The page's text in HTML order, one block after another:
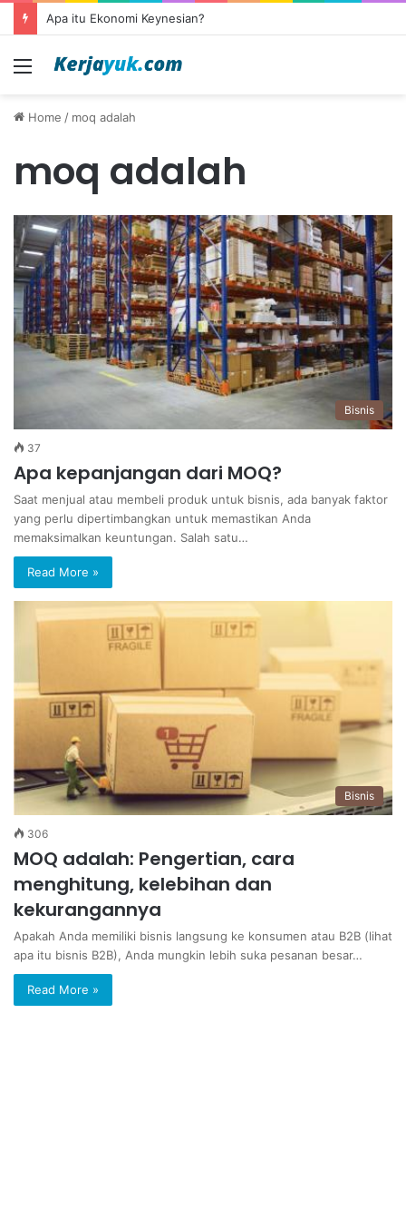
Apa itu Ekonomi Keynesian?
Menu
Home / moq adalah
moq adalah
Bisnis
37
Apa kepanjangan dari MOQ?
Saat menjual atau membeli produk untuk bisnis, ada banyak faktor
yang perlu dipertimbangkan untuk memastikan Anda
memaksimalkan keuntungan. Salah satu…
Read More »
Bisnis
306
MOQ adalah: Pengertian, cara
menghitung, kelebihan dan
kekurangannya
Apakah Anda memiliki bisnis langsung ke konsumen atau B2B (lihat
apa itu bisnis B2B), Anda mungkin lebih suka pesanan besar…
Read More »